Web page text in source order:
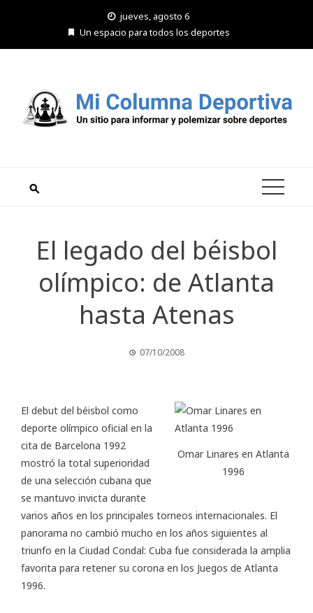
jueves, agosto 6
Un espacio para todos los deportes
El legado del béisbol
olímpico: de Atlanta
hasta Atenas
07/10/2008
Omar Linares en Atlanta
1996
El debut del béisbol como
deporte olímpico oficial en la
cita de Barcelona 1992
mostró la total superioridad
de una selección cubana que
se mantuvo invicta durante
varios años en los principales torneos internacionales. El
panorama no cambió mucho en los años siguientes al
triunfo en la Ciudad Condal: Cuba fue considerada la amplia
favorita para retener su corona en los Juegos de Atlanta
1996.